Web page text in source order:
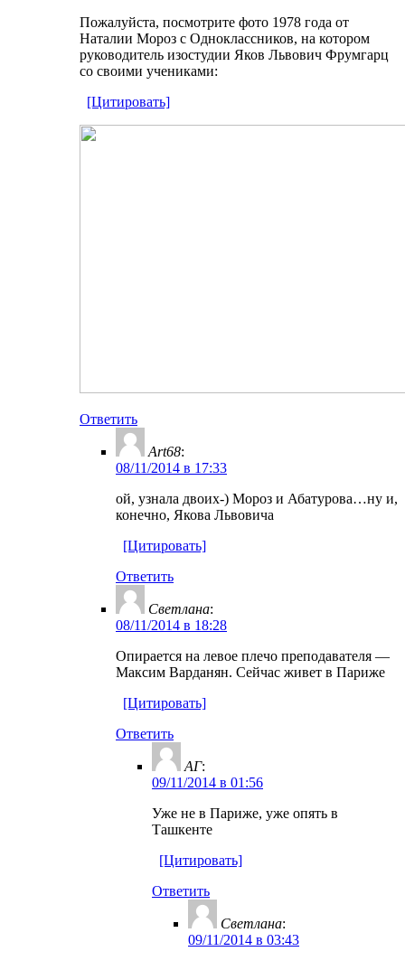
Пожалуйста, посмотрите фото 1978 года от
Наталии Мороз с Одноклассников, на котором
руководитель изостудии Яков Львович Фрумгарц
со своими учениками:
[Цитировать]
Ответить
Art68:
08/11/2014 в 17:33
ой, узнала двоих-) Мороз и Абатурова…ну и,
конечно, Якова Львовича
[Цитировать]
Ответить
Светлана:
08/11/2014 в 18:28
Опирается на левое плечо преподавателя —
Максим Варданян. Сейчас живет в Париже
[Цитировать]
Ответить
АГ:
09/11/2014 в 01:56
Уже не в Париже, уже опять в
Ташкенте
[Цитировать]
Ответить
Светлана:
09/11/2014 в 03:43